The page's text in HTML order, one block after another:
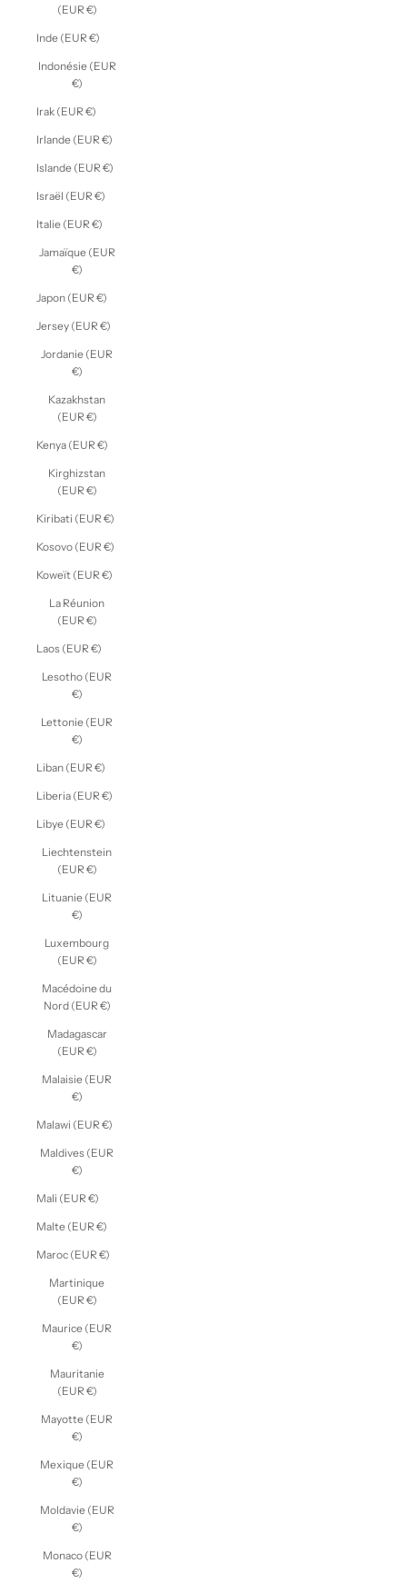
(EUR €)
Inde (EUR €)
Indonésie (EUR
€)
Irak (EUR €)
Irlande (EUR €)
Islande (EUR €)
Israël (EUR €)
Italie (EUR €)
Jamaïque (EUR
€)
Japon (EUR €)
Jersey (EUR €)
Jordanie (EUR
€)
Kazakhstan
(EUR €)
Kenya (EUR €)
Kirghizstan
(EUR €)
Kiribati (EUR €)
Kosovo (EUR €)
Koweït (EUR €)
La Réunion
(EUR €)
Laos (EUR €)
Lesotho (EUR
€)
Lettonie (EUR
€)
Liban (EUR €)
Liberia (EUR €)
Libye (EUR €)
Liechtenstein
(EUR €)
Lituanie (EUR
€)
Luxembourg
(EUR €)
Macédoine du
Nord (EUR €)
Madagascar
(EUR €)
Malaisie (EUR
€)
Malawi (EUR €)
Maldives (EUR
€)
Mali (EUR €)
Malte (EUR €)
Maroc (EUR €)
Martinique
(EUR €)
Maurice (EUR
€)
Mauritanie
(EUR €)
Mayotte (EUR
€)
Mexique (EUR
€)
Moldavie (EUR
€)
Monaco (EUR
€)